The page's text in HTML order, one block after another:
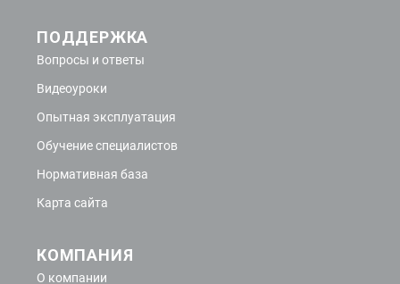
ПОДДЕРЖКА
Вопросы и ответы
Видеоуроки
Опытная эксплуатация
Обучение специалистов
Нормативная база
Карта сайта
КОМПАНИЯ
О компании